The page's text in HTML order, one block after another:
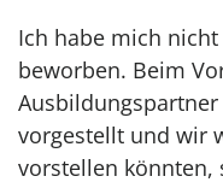
Ich habe mich
beworben. Beim
vorgestellt und wir
vorstellen könnten,